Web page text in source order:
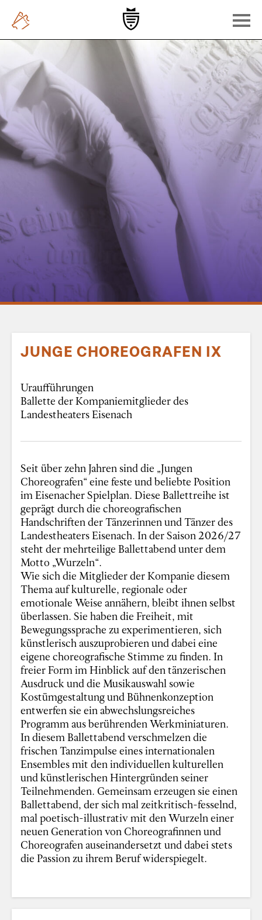
JUNGE CHOREOGRAFEN IX
Uraufführungen
Ballette der Kompaniemitglieder des
Landestheaters Eisenach
Seit über zehn Jahren sind die „Jungen
Choreografen“ eine feste und beliebte Position
im Eisenacher Spielplan. Diese Ballettreihe ist
geprägt durch die choreografischen
Handschriften der Tänzerinnen und Tänzer des
Landestheaters Eisenach. In der Saison 2026/27
steht der mehrteilige Ballettabend unter dem
Motto „Wurzeln“.
Wie sich die Mitglieder der Kompanie diesem
Thema auf kulturelle, regionale oder
emotionale Weise annähern, bleibt ihnen selbst
überlassen. Sie haben die Freiheit, mit
Bewegungssprache zu experimentieren, sich
künstlerisch auszuprobieren und dabei eine
eigene choreografische Stimme zu finden. In
freier Form im Hinblick auf den tänzerischen
Ausdruck und die Musikauswahl sowie
Kostümgestaltung und Bühnenkonzeption
entwerfen sie ein abwechslungsreiches
Programm aus berührenden Werkminiaturen.
In diesem Ballettabend verschmelzen die
frischen Tanzimpulse eines internationalen
Ensembles mit den individuellen kulturellen
und künstlerischen Hintergründen seiner
Teilnehmenden. Gemeinsam erzeugen sie einen
Ballettabend, der sich mal zeitkritisch-fesselnd,
mal poetisch-illustrativ mit den Wurzeln einer
neuen Generation von Choreografinnen und
Choreografen auseinandersetzt und dabei stets
die Passion zu ihrem Beruf widerspiegelt.